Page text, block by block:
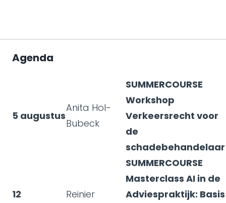
Agenda
5 augustus
Anita Hol-
Bubeck
SUMMERCOURSE
Workshop
Verkeersrecht voor
de
schadebehandelaar
12 Reinier
SUMMERCOURSE
Masterclass AI in de
Adviespraktijk: Basis